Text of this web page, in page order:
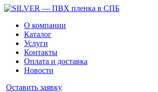
О компании
Каталог
Услуги
Контакты
Оплата и доставка
Новости
Оставить заявку